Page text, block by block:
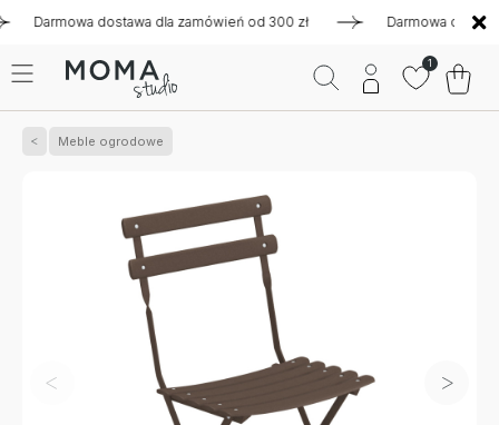
dostawa dla zamówień od 300 zł Darmowa dostawa
1
Meble ogrodowe